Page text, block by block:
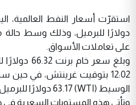
دولارًا للبرميل، وذلك وسط حالة
على تعاملات الأسواق.
وبلغ سعر
12:02 بتوقيت غرينتش، في
الوسيط (WTI) 63.17 دولارًا للبرميل.
وتأتي هذه المستويات السعرية